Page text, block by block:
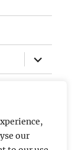
our
öffnen
öffnen